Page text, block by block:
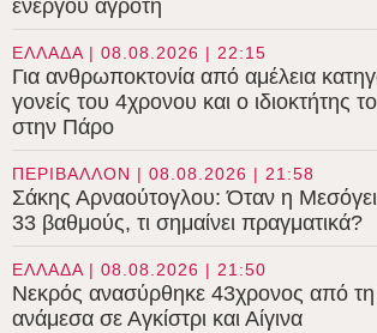
ενεργού αγρότη
ΕΛΛΑΔΑ | 08.08.2026 | 22:15
Για ανθρωποκτονία από αμέλεια
γονείς του 4χρονου και ο ιδιοκτήτης
στην Πάρο
ΠΕΡΙΒΑΛΛΟΝ | 08.08.2026 | 21:58
Σάκης Αρναούτογλου: Όταν η
33 βαθμούς, τι σημαίνει πραγματικά?
ΕΛΛΑΔΑ | 08.08.2026 | 21:50
Νεκρός ανασύρθηκε 43χρονος από
ανάμεσα σε Αγκίστρι και Αίγινα